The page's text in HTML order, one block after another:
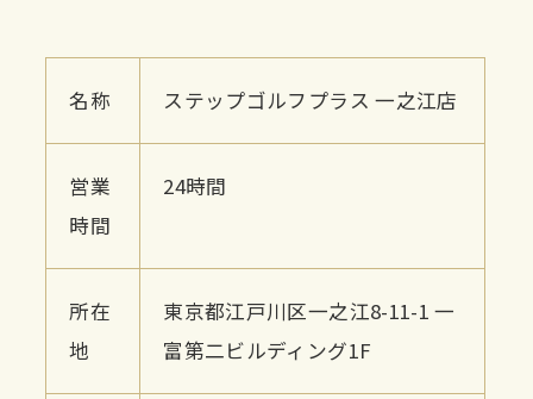
名称 ステップゴルフプラス 一之江店
営業
時間
24時間
所在
地
東京都江戸川区一之江8-11-1 一
富第二ビルディング1F